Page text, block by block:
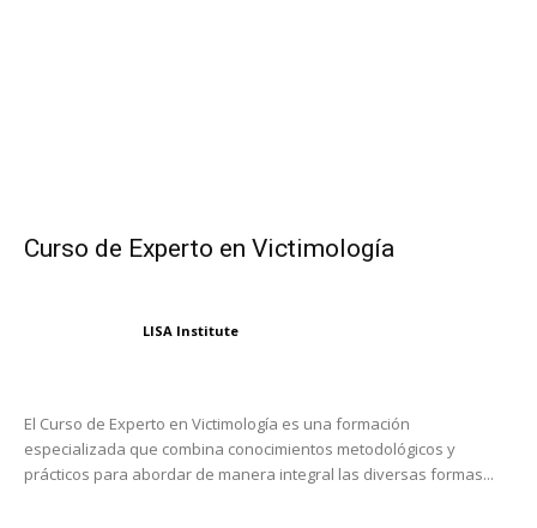
Curso de Experto en Victimología
LISA Institute
El Curso de Experto en Victimología es una formación
especializada que combina conocimientos metodológicos y
prácticos para abordar de manera integral las diversas formas...